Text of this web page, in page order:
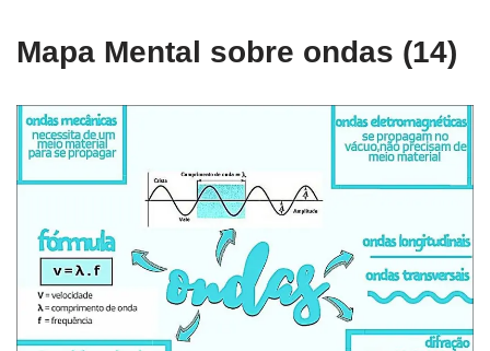
Mapa Mental sobre ondas (14)